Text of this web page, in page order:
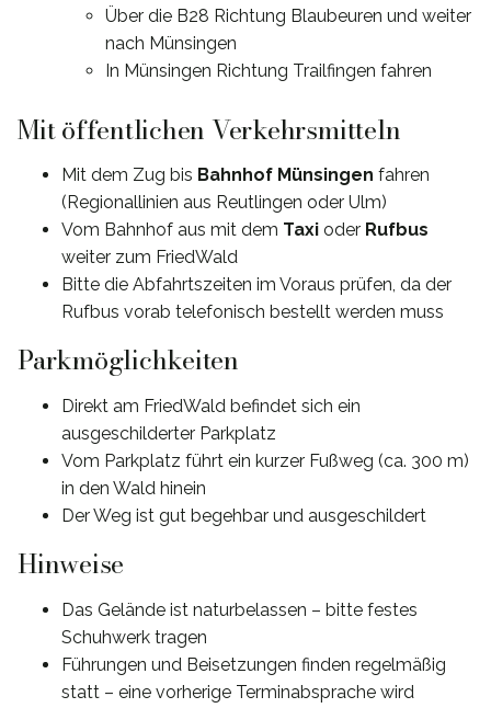
Über die B28 Richtung Blaubeuren und weiter
nach Münsingen
In Münsingen Richtung Trailfingen fahren
Mit öffentlichen Verkehrsmitteln
Mit dem Zug bis Bahnhof Münsingen fahren
(Regionallinien aus Reutlingen oder Ulm)
Vom Bahnhof aus mit dem Taxi oder Rufbus
weiter zum FriedWald
Bitte die Abfahrtszeiten im Voraus prüfen, da der
Rufbus vorab telefonisch bestellt werden muss
Parkmöglichkeiten
Direkt am FriedWald befindet sich ein
ausgeschilderter Parkplatz
Vom Parkplatz führt ein kurzer Fußweg (ca. 300 m)
in den Wald hinein
Der Weg ist gut begehbar und ausgeschildert
Hinweise
Das Gelände ist naturbelassen – bitte festes
Schuhwerk tragen
Führungen und Beisetzungen finden regelmäßig
statt – eine vorherige Terminabsprache wird